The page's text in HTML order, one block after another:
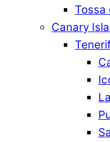
Tossa
Canary